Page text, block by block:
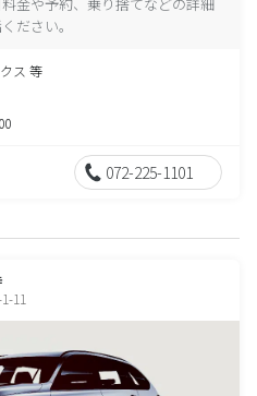
ださい。
ス 等
072-225-1101
11